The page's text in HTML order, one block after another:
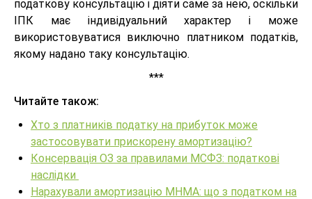
податкову консультацію і діяти саме за нею, оскільки
ІПК має індивідуальний характер і може
використовуватися виключно платником податків,
якому надано таку консультацію.
***
Читайте також:
Хто з платників податку на прибуток може
застосовувати прискорену амортизацію?
Консервація ОЗ за правилами МСФЗ: податкові
наслідки
Нарахували амортизацію МНМА: що з податком на